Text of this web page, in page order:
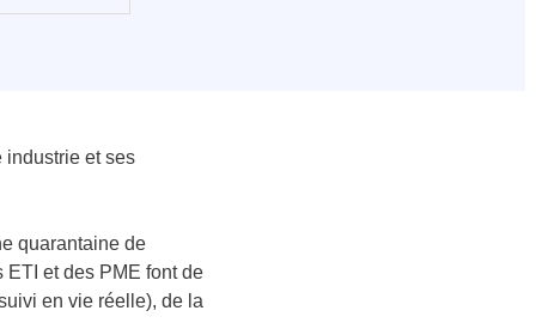
industrie et ses
quarantaine de
ETI et des PME font de
en vie réelle), de la